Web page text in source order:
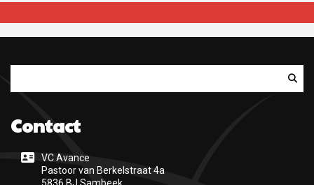
Contact
VC Avance
Pastoor van Berkelstraat 4a